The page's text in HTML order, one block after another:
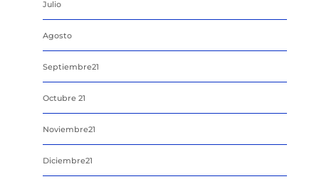
Julio
Agosto
Septiembre21
Octubre 21
Noviembre21
Diciembre21